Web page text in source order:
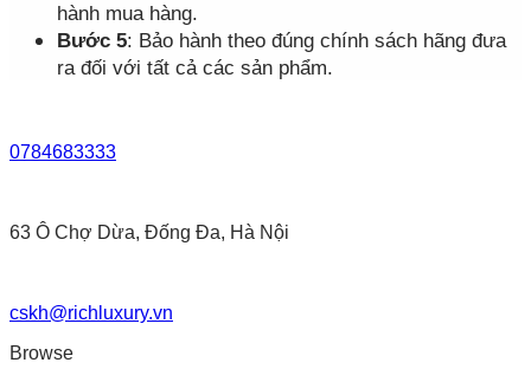
hành mua hàng.
Bước 5: Bảo hành theo đúng chính sách hãng đưa
ra đối với tất cả các sản phẩm.
0784683333
63 Ô Chợ Dừa, Đống Đa, Hà Nội
cskh@richluxury.vn
Browse